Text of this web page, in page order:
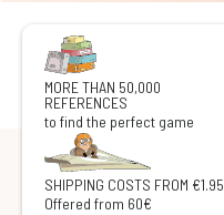
MORE THAN 50,000
REFERENCES
to find the perfect game
SHIPPING COSTS FROM €1.95
Offered from 60€